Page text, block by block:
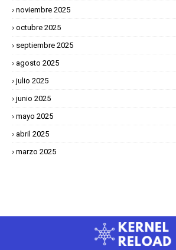
noviembre 2025
octubre 2025
septiembre 2025
agosto 2025
julio 2025
junio 2025
mayo 2025
abril 2025
marzo 2025